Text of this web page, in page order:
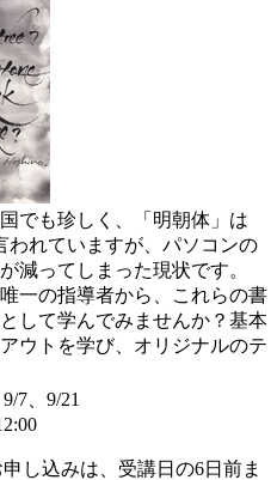
でも珍しく、「明朝体」は
われていますが、パソコンの
減ってしまった現状です。
一の指導者から、これらの書
して学んでみませんか？基本
ウトを学び、オリジナルのテ
7、9/21
し込みは、受講日の6日前ま